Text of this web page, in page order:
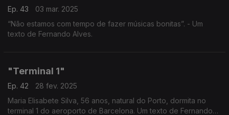
Ep. 43
03 mar. 2025
“Não estamos com tempo de fazer músicas bonitas”. - Um
texto de Fernando Alves.
"Terminal 1"
Ep. 42
28 fev. 2025
Maria Elisabete Silva, 56 anos, natural do Porto, dormita no
terminal 1 do aeroporto de Barcelona. Um texto de Fernando